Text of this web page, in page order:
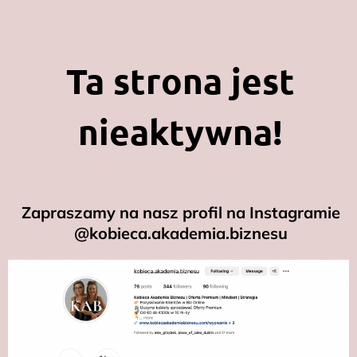
Ta strona jest
nieaktywna!
Zapraszamy na nasz profil na Instagramie
@kobieca.akademia.biznesu